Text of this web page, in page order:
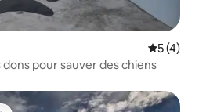
5 (4)
dons pour sauver des chiens